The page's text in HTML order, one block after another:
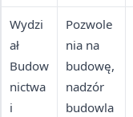
nie
zaświadc
zeń
geodezyj
nych
Wydzi
ał
Budow
nictwa
i
Pozwole
nia na
budowę,
nadzór
budowla